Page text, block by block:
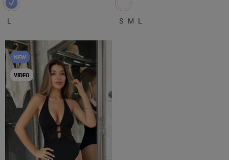
L S M L
NEW
VIDEO